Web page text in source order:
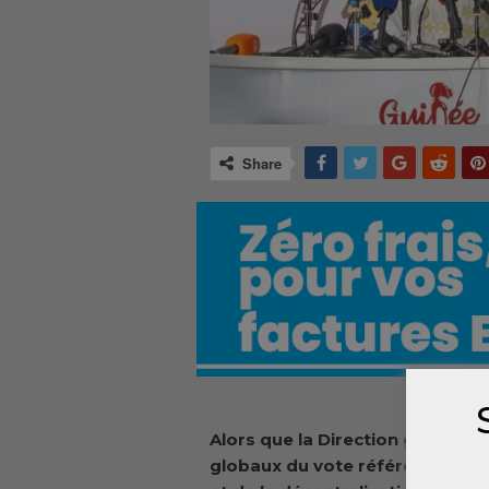
Share
Alors que la Direction générale
globaux du vote référendaire, le